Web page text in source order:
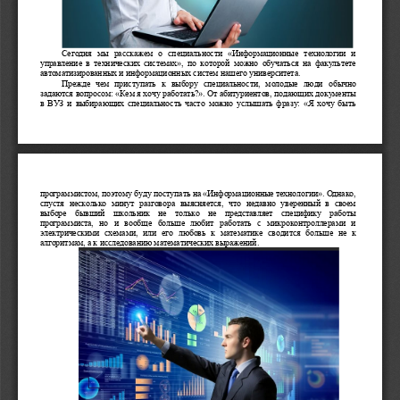
Сегодня мы расскажем о специальности «Информационные технологии и
управление в технических системах», по которой можно обучаться на факультете
автоматизированных и информационных систем нашего университета.
Прежде чем приступать к выбору специальности, молодые люди обычно
задаются вопросом: «Кем я хочу работать?». От абитуриентов, подающих документы
в ВУЗ и выбирающих специальность часто можно услышать фразу: «Я хочу быть
программистом, поэтому буду поступать на «Информационные технологии». Однако,
спустя несколько минут разговора выясняется, что недавно уверенный в своем
выборе   бывший   школьник   не   только   не   представляет   специфику   работы
программиста, но и вообще больше любит работать с микроконтроллерами и
электрическими схемами, или его любовь к математике сводится больше не к
алгоритмам, а к исследованию математических выражений.